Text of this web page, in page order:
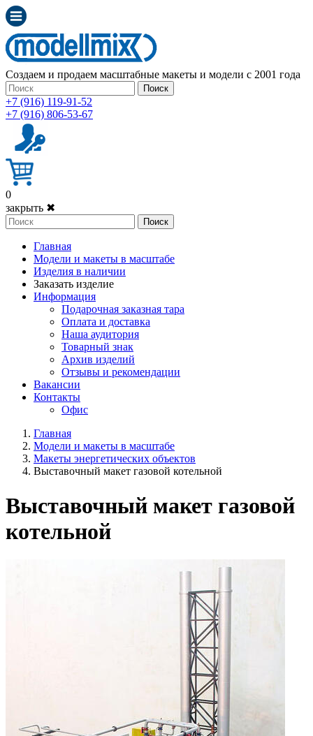
Создаем и продаем масштабные макеты и модели с 2001 года
Поиск
+7 (916) 119-91-52
+7 (916) 806-53-67
0
закрыть ✖
Поиск
Главная
Модели и макеты в масштабе
Изделия в наличии
Заказать изделие
Информация
Подарочная заказная тара
Оплата и доставка
Наша аудитория
Товарный знак
Архив изделий
Отзывы и рекомендации
Вакансии
Контакты
Офис
Главная
Модели и макеты в масштабе
Макеты энергетических объектов
Выставочный макет газовой котельной
Выставочный макет газовой
котельной